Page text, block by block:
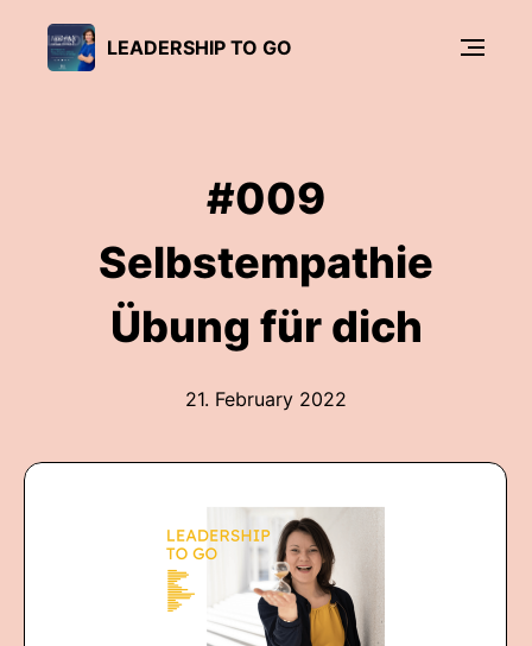
LEADERSHIP TO GO
#009
Selbstempathie
Übung für dich
21. February 2022